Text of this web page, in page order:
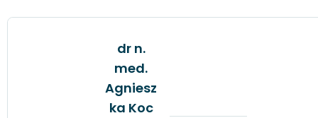
dr n.
med.
Agniesz
ka Koc